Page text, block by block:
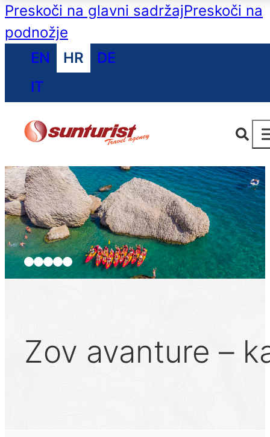
Preskoči na glavni sadržajPreskoči na
podnožje
EN
HR
DE
IT
Zov avanture –